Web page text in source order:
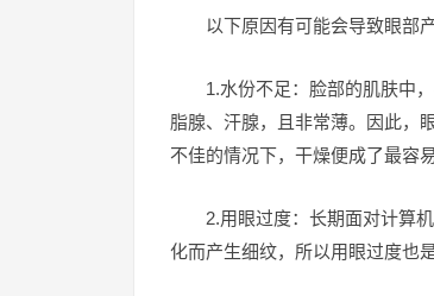
以下原因有可能会导致眼部
1.水份不足：脸部的肌肤中
脂腺、汗腺，且非常薄。因此，
不佳的情况下，干燥便成了最容
2.用眼过度：长期面对计算
化而产生细纹，所以用眼过度也